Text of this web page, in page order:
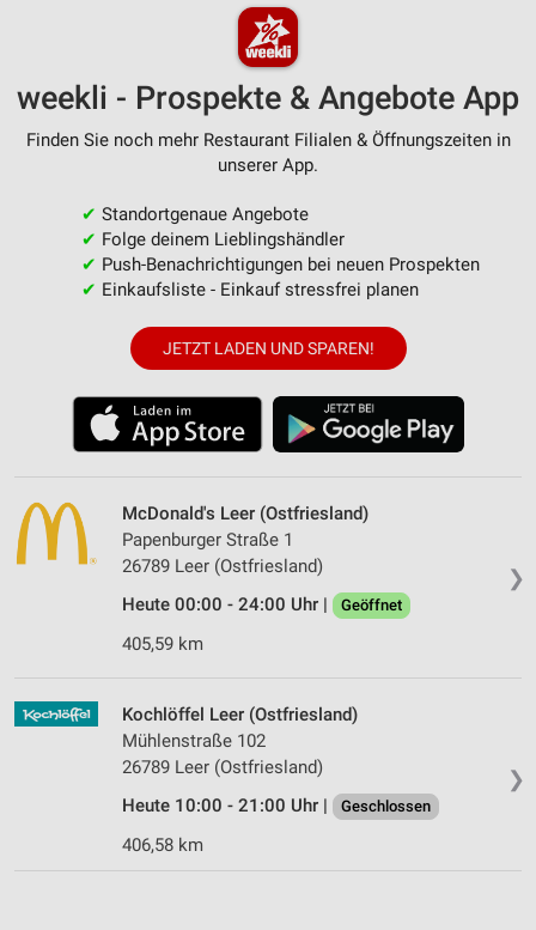
weekli - Prospekte & Angebote App
Finden Sie noch mehr Restaurant Filialen & Öffnungszeiten in
unserer App.
✔ Standortgenaue Angebote
✔ Folge deinem Lieblingshändler
✔ Push-Benachrichtigungen bei neuen Prospekten
✔ Einkaufsliste - Einkauf stressfrei planen
JETZT LADEN UND SPAREN!
❯
McDonald's Leer (Ostfriesland)
Papenburger Straße 1
26789 Leer (Ostfriesland)
Heute 00:00 - 24:00 Uhr |
Geöffnet
405,59 km
❯
Kochlöffel Leer (Ostfriesland)
Mühlenstraße 102
26789 Leer (Ostfriesland)
Heute 10:00 - 21:00 Uhr |
Geschlossen
406,58 km